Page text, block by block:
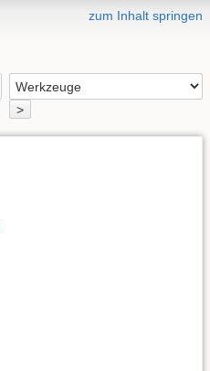
zum Inhalt springen
>